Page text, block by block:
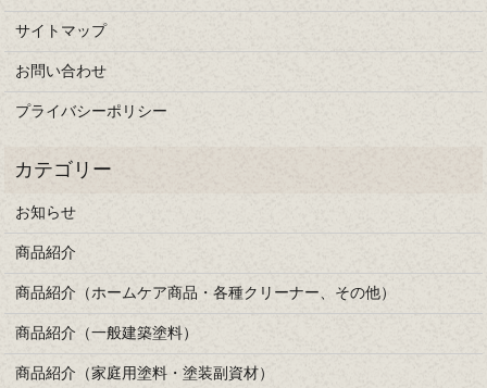
サイトマップ
お問い合わせ
プライバシーポリシー
お知らせ
商品紹介
商品紹介（ホームケア商品・各種クリーナー、その他）
商品紹介（一般建築塗料）
商品紹介（家庭用塗料・塗装副資材）